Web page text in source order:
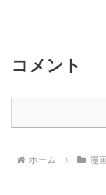
コメント
ホーム 漫